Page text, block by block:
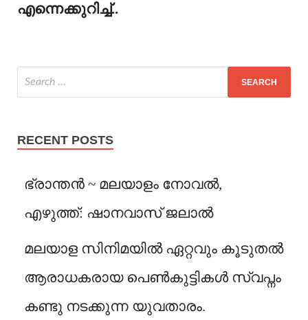
എന്നെക്കുറിച്ച്..
RECENT POSTS
ഭ്രാന്തൻ ~ മലയാളം നോവൽ,
എഴുത്ത്: ഷാനവാസ് ജലാൽ
മലയാള സിനിമയിൽ ഏറ്റവും കൂടുതൽ
ആരാധകരായ പെൺകുട്ടികൾ സ്വപ്നം
കണ്ടു നടക്കുന്ന യുവതാരം.